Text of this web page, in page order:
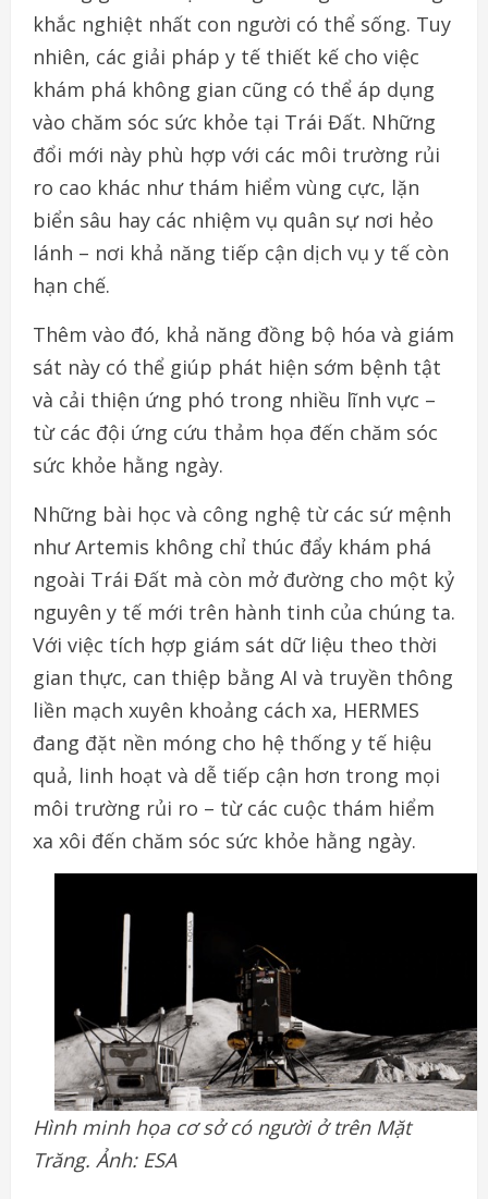
khắc nghiệt nhất con người có thể sống. Tuy
nhiên, các giải pháp y tế thiết kế cho việc
khám phá không gian cũng có thể áp dụng
vào chăm sóc sức khỏe tại Trái Đất. Những
đổi mới này phù hợp với các môi trường rủi
ro cao khác như thám hiểm vùng cực, lặn
biển sâu hay các nhiệm vụ quân sự nơi hẻo
lánh – nơi khả năng tiếp cận dịch vụ y tế còn
hạn chế.
Thêm vào đó, khả năng đồng bộ hóa và giám
sát này có thể giúp phát hiện sớm bệnh tật
và cải thiện ứng phó trong nhiều lĩnh vực –
từ các đội ứng cứu thảm họa đến chăm sóc
sức khỏe hằng ngày.
Những bài học và công nghệ từ các sứ mệnh
như Artemis không chỉ thúc đẩy khám phá
ngoài Trái Đất mà còn mở đường cho một kỷ
nguyên y tế mới trên hành tinh của chúng ta.
Với việc tích hợp giám sát dữ liệu theo thời
gian thực, can thiệp bằng AI và truyền thông
liền mạch xuyên khoảng cách xa, HERMES
đang đặt nền móng cho hệ thống y tế hiệu
quả, linh hoạt và dễ tiếp cận hơn trong mọi
môi trường rủi ro – từ các cuộc thám hiểm
xa xôi đến chăm sóc sức khỏe hằng ngày.
Hình minh họa cơ sở có người ở trên Mặt
Trăng. Ảnh: ESA